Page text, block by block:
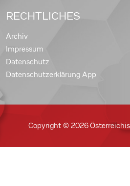
RECHTLICHES
Archiv
Impressum
Datenschutz
Datenschutzerklärung App
Copyright © 2026